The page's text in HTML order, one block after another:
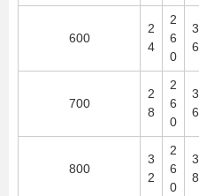
600
2
4
2
6
0
3
6
700
2
8
2
6
0
3
6
800
3
2
2
6
0
3
8